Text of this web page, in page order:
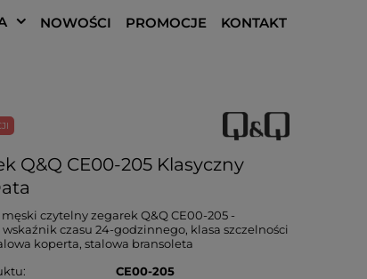
NOWOŚCI PROMOCJE KONTAKT
Q&Q CE00-205 Klasyczny
męski czytelny zegarek Q&Q CE00-205 -
czasu 24-godzinnego, klasa szczelności
koperta, stalowa bransoleta
CE00-205